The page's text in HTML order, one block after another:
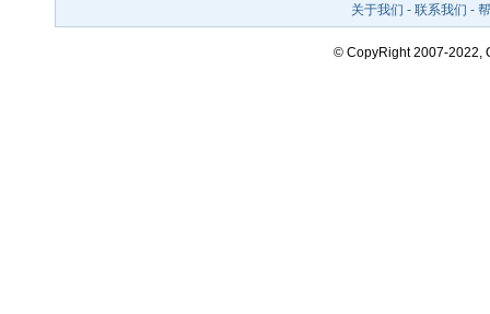
关于我们 - 联系我们 -
© CopyRight 2007-2022,